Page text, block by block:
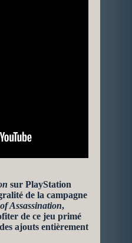
sur PlayStation
de la campagne
Assassination,
de ce jeu primé
ajouts entièrement